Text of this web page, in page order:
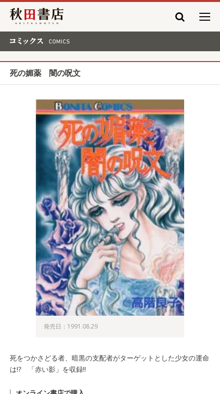
秋田書店
死の媚薬 闇の呪文
発売日：1991.08.29
死をつかさどる者、暗黒の支配者がターゲットとした少女の運命
は!? 「赤い影」を収録!!